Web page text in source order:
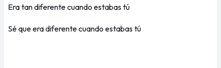
Era tan diferente cuando estabas tú
Sé que era diferente cuando estabas tú